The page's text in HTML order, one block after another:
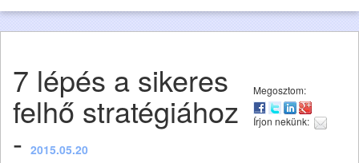
7 lépés a sikeres
felhő stratégiához
- 2015.05.20
Megosztom:
Írjon nekünk: